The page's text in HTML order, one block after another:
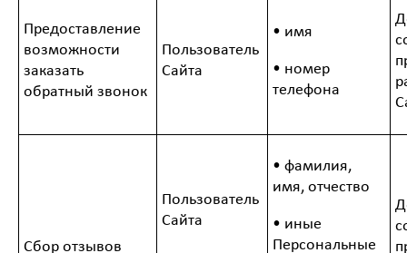
Предоставление
возможности
заказать
обратный звонок
Пользователь
Сайта
• имя
• номер
телефона
Сбор отзывов
Пользователь
Сайта
• фамилия,
имя, отчество
• иные
Персональные